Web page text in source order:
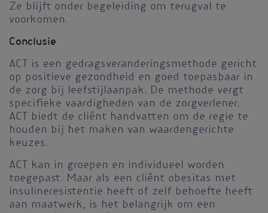
Ze blijft onder begeleiding om terugval te
voorkomen.
Conclusie
ACT is een gedragsveranderingsmethode gericht
op positieve gezondheid en goed toepasbaar in
de zorg bij leefstijlaanpak. De methode vergt
specifieke vaardigheden van de zorgverlener.
ACT biedt de cliënt handvatten om de regie te
houden bij het maken van waardengerichte
keuzes.
ACT kan in groepen en individueel worden
toegepast. Maar als een cliënt obesitas met
insulineresistentie heeft of zelf behoefte heeft
aan maatwerk, is het belangrijk om een